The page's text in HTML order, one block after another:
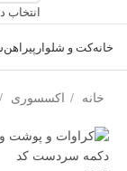
انتخاب
خانهکت و شلوار پیراهن
خانه اکسسوری